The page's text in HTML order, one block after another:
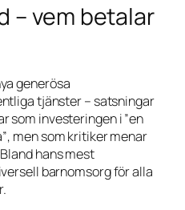
– vem betalar
generösa
tjänster – satsningar
som investeringen i”en
, men som kritiker menar
hans mest
barnomsorg för alla